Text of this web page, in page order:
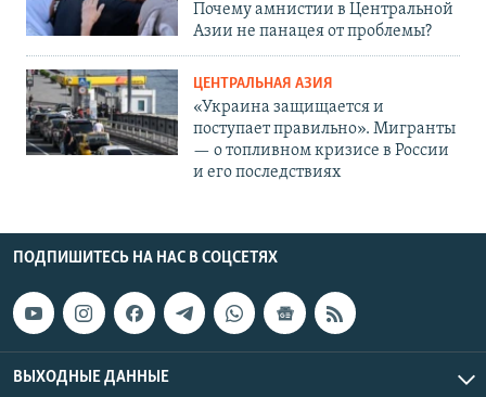
Почему амнистии в Центральной
Азии не панацея от проблемы?
ЦЕНТРАЛЬНАЯ АЗИЯ
«Украина защищается и
поступает правильно». Мигранты
— о топливном кризисе в России
и его последствиях
ПОДПИШИТЕСЬ НА НАС В СОЦСЕТЯХ
ВЫХОДНЫЕ ДАННЫЕ